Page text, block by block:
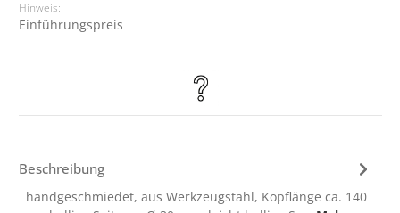
Hinweis:
Einführungspreis
Beschreibung
handgeschmiedet, aus Werkzeugstahl, Kopflänge ca. 140